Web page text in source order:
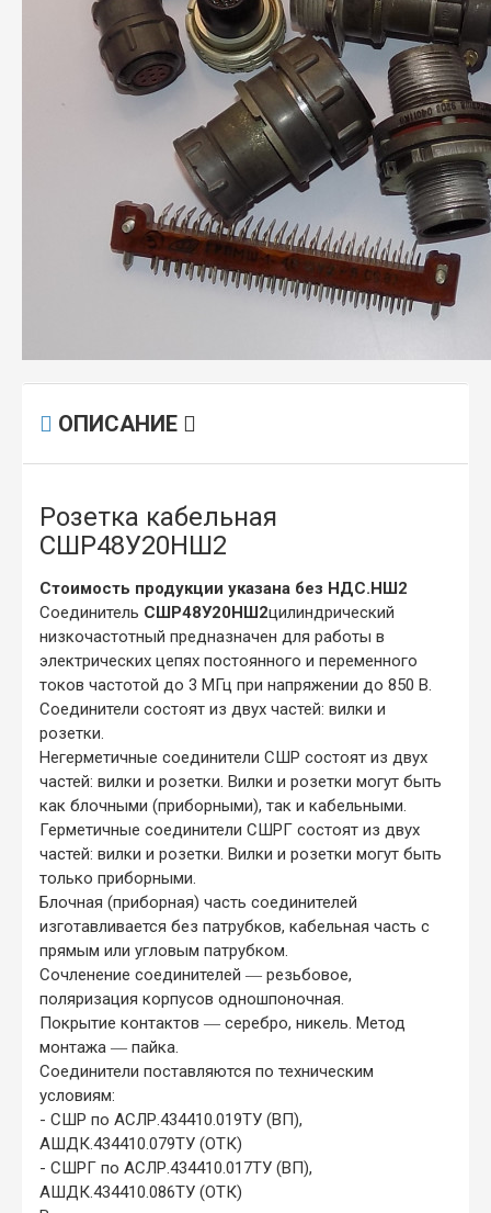
ОПИСАНИЕ
Розетка кабельная
СШР48У20НШ2
Стоимость продукции указана без НДС.НШ2
Соединитель СШР48У20НШ2цилиндрический
низкочастотный предназначен для работы в
электрических цепях постоянного и переменного
токов частотой до 3 МГц при напряжении до 850 В.
Соединители состоят из двух частей: вилки и
розетки.
Негерметичные соединители СШР состоят из двух
частей: вилки и розетки. Вилки и розетки могут быть
как блочными (приборными), так и кабельными.
Герметичные соединители СШРГ состоят из двух
частей: вилки и розетки. Вилки и розетки могут быть
только приборными.
Блочная (приборная) часть соединителей
изготавливается без патрубков, кабельная часть с
прямым или угловым патрубком.
Сочленение соединителей ― резьбовое,
поляризация корпусов одношпоночная.
Покрытие контактов ― серебро, никель. Метод
монтажа ― пайка.
Соединители поставляются по техническим
условиям:
- СШР по АСЛР.434410.019ТУ (ВП),
АШДК.434410.079ТУ (ОТК)
- СШРГ по АСЛР.434410.017ТУ (ВП),
АШДК.434410.086ТУ (ОТК)